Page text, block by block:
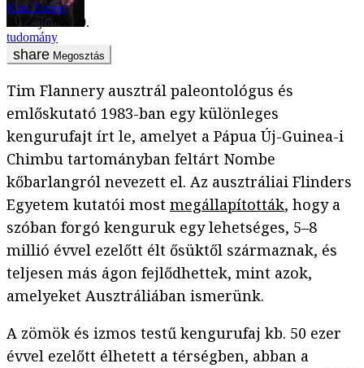
Kun Zsuzsi
2022. június 29.
tudomány
Megosztás
Tim Flannery ausztrál paleontológus és
emlőskutató 1983-ban egy különleges
kengurufajt írt le, amelyet a Pápua Új-Guinea-i
Chimbu tartományban feltárt Nombe
kőbarlangról nevezett el. Az ausztráliai Flinders
Egyetem kutatói most megállapították, hogy a
szóban forgó kenguruk egy lehetséges, 5–8
millió évvel ezelőtt élt ősüktől származnak, és
teljesen más ágon fejlődhettek, mint azok,
amelyeket Ausztráliában ismerünk.
A zömök és izmos testű kengurufaj kb. 50 ezer
évvel ezelőtt élhetett a térségben, abban a